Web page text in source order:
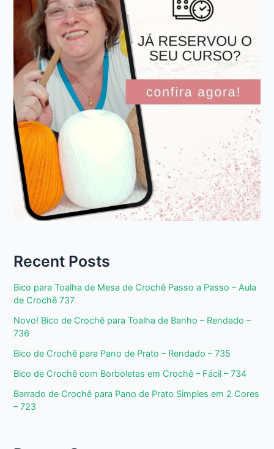
Recent Posts
Bico para Toalha de Mesa de Crochê Passo a Passo – Aula
de Crochê 737
Novo! Bico de Crochê para Toalha de Banho – Rendado –
736
Bico de Crochê para Pano de Prato – Rendado – 735
Bico de Crochê com Borboletas em Crochê – Fácil – 734
Barrado de Crochê para Pano de Prato Simples em 2 Cores
– 723